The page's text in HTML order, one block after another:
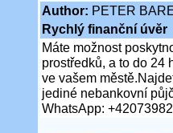
Author: PETER
Rychlý finanční úvěr
Máte možnost
prostředků, a to do 24
ve vašem
jediné nebankovní
WhatsApp: